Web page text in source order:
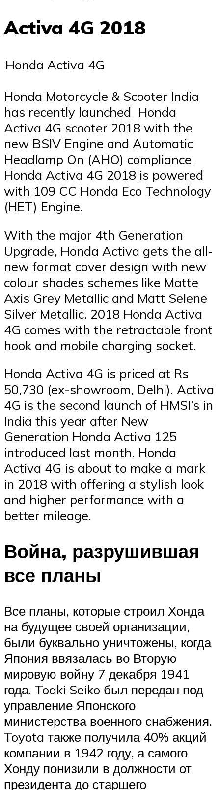
Activa 4G 2018
Honda Activa 4G
Honda Motorcycle & Scooter India
has recently launched Honda
Activa 4G scooter 2018 with the
new BSIV Engine and Automatic
Headlamp On (AHO) compliance.
Honda Activa 4G 2018 is powered
with 109 CC Honda Eco Technology
(HET) Engine.
With the major 4th Generation
Upgrade, Honda Activa gets the all-
new format cover design with new
colour shades schemes like Matte
Axis Grey Metallic and Matt Selene
Silver Metallic. 2018 Honda Activa
4G comes with the retractable front
hook and mobile charging socket.
Honda Activa 4G is priced at Rs
50,730 (ex-showroom, Delhi). Activa
4G is the second launch of HMSI’s in
India this year after New
Generation Honda Activa 125
introduced last month. Honda
Activa 4G is about to make a mark
in 2018 with offering a stylish look
and higher performance with a
better mileage.
Война, разрушившая
все планы
Все планы, которые строил Хонда
на будущее своей организации,
были буквально уничтожены, когда
Япония ввязалась во Вторую
мировую войну 7 декабря 1941
года. Toaki Seiko был передан под
управление Японского
министерства военного снабжения.
Toyota также получила 40% акций
компании в 1942 году, а самого
Хонду понизили в должности от
президента до старшего